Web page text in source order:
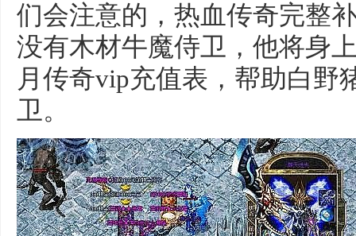
们会注意的，热血传奇完整
没有木材牛魔侍卫，他将身
月传奇vip充值表，帮助白野
卫。